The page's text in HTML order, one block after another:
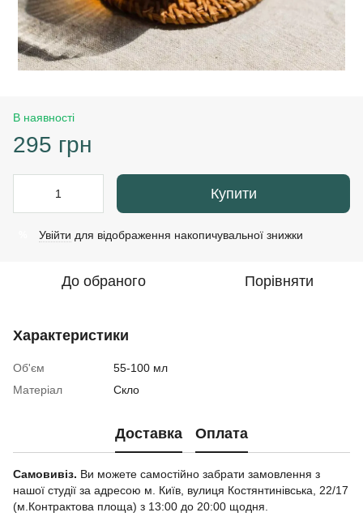
В наявності
295 грн
Купити
Увійти для відображення накопичувальної знижки
До обраного Порівняти
Характеристики
Об'єм
55-100 мл
Матеріал
Скло
Доставка Оплата
Самовивіз. Ви можете самостійно забрати замовлення з
нашої студії за адресою м. Київ, вулиця Костянтинівська, 22/17
(м.Контрактова площа) з 13:00 до 20:00 щодня.